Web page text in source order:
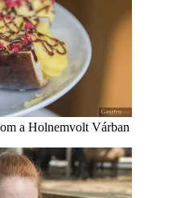
a Holnemvolt Várban